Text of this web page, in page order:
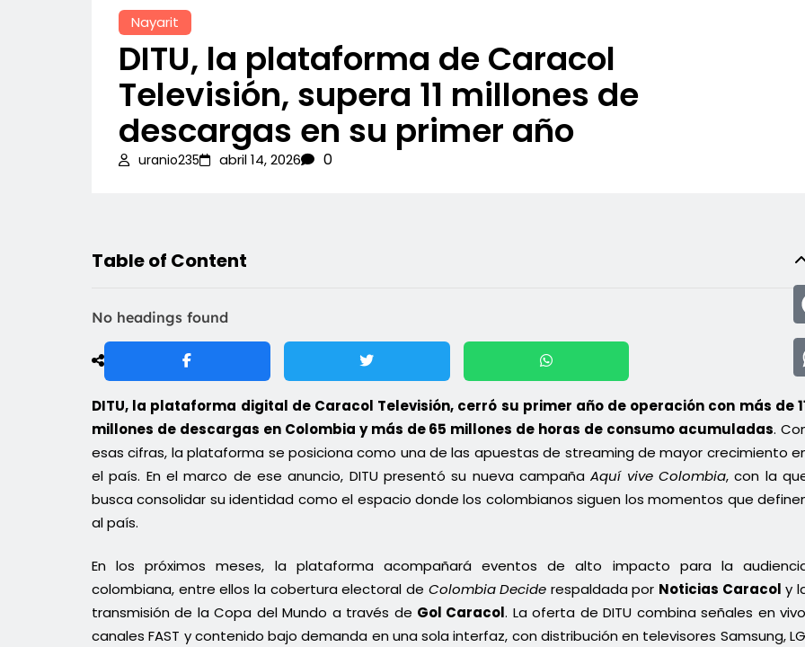
Nayarit
DITU, la plataforma de Caracol
Televisión, supera 11 millones de
descargas en su primer año
uranio235 abril 14, 2026 0
Table of Content
No headings found
DITU, la plataforma digital de Caracol Televisión, cerró su primer año de operación con más de
millones de descargas en Colombia y más de 65 millones de horas de consumo acumuladas.
esas cifras, la plataforma se posiciona como una de las apuestas de streaming de mayor crecimiento
el país. En el marco de ese anuncio, DITU presentó su nueva campañaAquí vive Colombia, con la
busca consolidar su identidad como el espacio donde los colombianos siguen los momentos que
al país.
En los próximos meses, la plataforma acompañará eventos de alto impacto para la
colombiana, entre ellos la cobertura electoral de Colombia Decide respaldada por Noticias Caracol y
transmisión de la Copa del Mundo a través de Gol Caracol. La oferta de DITU combina señales en
canales FAST y contenido bajo demanda en una sola interfaz, con distribución en televisores Samsung,